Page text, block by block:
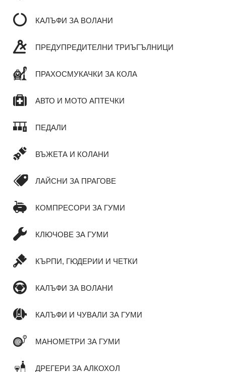
КАЛЪФИ ЗА ВОЛАНИ
ПРЕДУПРЕДИТЕЛНИ ТРИЪГЪЛНИЦИ
ПРАХОСМУКАЧКИ ЗА КОЛА
АВТО И МОТО АПТЕЧКИ
ПЕДАЛИ
ВЪЖЕТА И КОЛАНИ
ЛАЙСНИ ЗА ПРАГОВЕ
КОМПРЕСОРИ ЗА ГУМИ
КЛЮЧОВЕ ЗА ГУМИ
КЪРПИ, ГЮДЕРИИ И ЧЕТКИ
КАЛЪФИ ЗА ВОЛАНИ
КАЛЪФИ И ЧУВАЛИ ЗА ГУМИ
МАНОМЕТРИ ЗА ГУМИ
ДРЕГЕРИ ЗА АЛКОХОЛ